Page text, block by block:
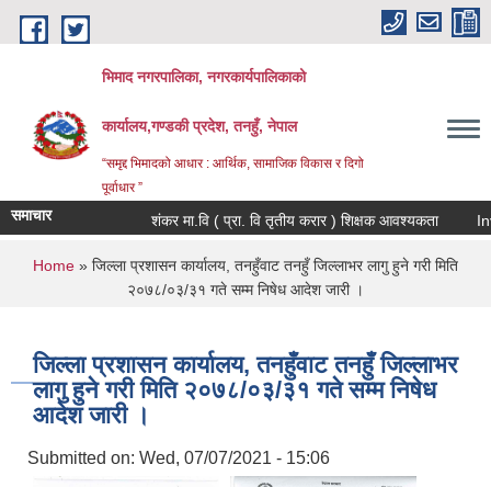
Skip to main content
भिमाद नगरपालिका, नगरकार्यपालिकाको
कार्यालय,गण्डकी प्रदेश, तनहुँ, नेपाल
“समृद्द भिमादको आधार : आर्थिक, सामाजिक विकास र दिगो
पूर्वाधार ”
समाचार शंकर मा.वि ( प्रा. वि तृतीय करार ) शिक्षक आवश्यकता
You are here
Home » जिल्ला प्रशासन कार्यालय, तनहुँवाट तनहुँ जिल्लाभर लागु हुने गरी मिति
२०७८/०३/३१ गते सम्म निषेध आदेश जारी ।
जिल्ला प्रशासन कार्यालय, तनहुँवाट तनहुँ जिल्लाभर
लागु हुने गरी मिति २०७८/०३/३१ गते सम्म निषेध
आदेश जारी ।
Submitted on: Wed, 07/07/2021 - 15:06